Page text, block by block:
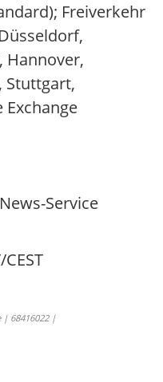
Freiverkehr
Hannover,
Stuttgart,
Exchange
Service
| 68416022 |